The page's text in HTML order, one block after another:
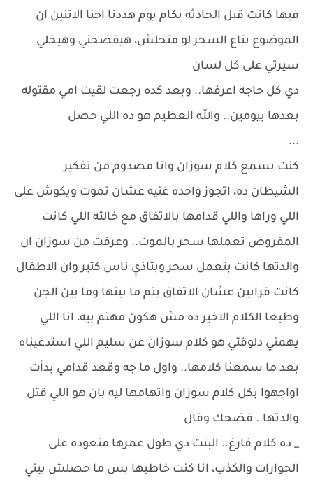
فيها كانت قبل الحادثه بكام يوم هددنا احنا الاتنين ان
الموضوع بتاع السحر لو متحلش، هيفضحني وهيخلي
سيرتي على كل لسان
دي كل حاجه اعرفها.. وبعد كده رجعت لقيت امي مقتوله
بعدها بيومين.. والله العظيم هو ده اللي حصل
...
كنت بسمع كلام سوزان وانا مصدوم من تفكير
الشيطان ده، اتجوز واحده غنيه عشان تموت ويكوش على
اللي وراها واللي قدامها بالاتفاق مع خالته اللي كانت
المفروض تعملها سحر بالموت.. وعرفت من سوزان ان
والدتها كانت بتعمل سحر وبتاذي ناس كتير وان الاطفال
كانت قرابين عشان الاتفاق يتم ما بينها وما بين الجن
وطبعا الكلام الاخير ده مش هكون مهتم بيه، انا اللي
يهمني دلوقتي هو كلام سوزان عن سليم اللي استدعيناه
بعد ما سمعنا كلامها.. واول ما جه وقعد قدامي بدأت
اواجهوا بكل كلام سوزان واتهامها ليه بان هو اللي قتل
والدتها.. فضحك وقال
_ ده كلام فارغ.. البنت دي طول عمرها متعوده على
الحوارات والكذب، انا كنت خاطبها بس ما حصلش بيني